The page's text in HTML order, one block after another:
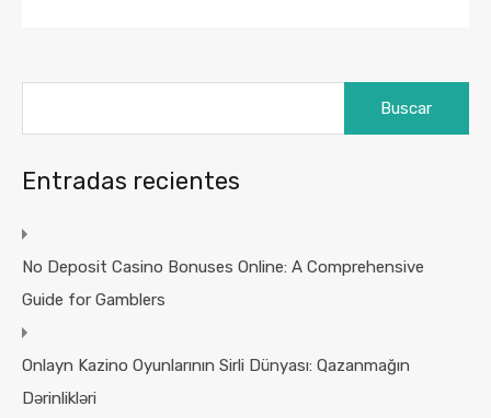
Entradas recientes
No Deposit Casino Bonuses Online: A Comprehensive
Guide for Gamblers
Onlayn Kazino Oyunlarının Sirli Dünyası: Qazanmağın
Dərinlikləri